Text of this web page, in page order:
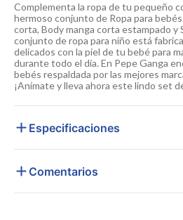
Complementa la ropa de tu pequeño
hermoso conjunto de Ropa para
corta, Body manga corta estampado y
conjunto de ropa para niño está
delicados con la piel de tu bebé para
durante todo el día. En Pepe Ganga
bebés respaldada por las mejores
¡Anímate y lleva ahora este lindo set
Especificaciones
Comentarios